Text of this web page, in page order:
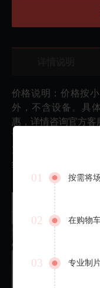
价格说明：价格按
外，不含设备。具
惠，详情咨询官方客
*影棚现场会因临时
况以实际为准。为
细节。
01 按需将
02 在购物
03 专业制